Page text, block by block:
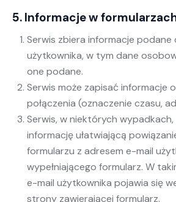
5. Informacje w
Serwis zbiera informacje
użytkownika, w tym dane
one podane.
Serwis może zapisać informacje
połączenia (oznaczenie czasu,
Serwis, w niektórych
informację ułatwiającą
formularzu z adresem e-mail
wypełniającego formularz. W
e-mail użytkownika pojawia się
strony zawierającej formularz.